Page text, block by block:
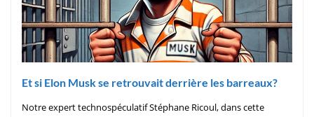
Et si Elon Musk se retrouvait derrière les barreaux?
Notre expert technospéculatif Stéphane Ricoul, dans cette